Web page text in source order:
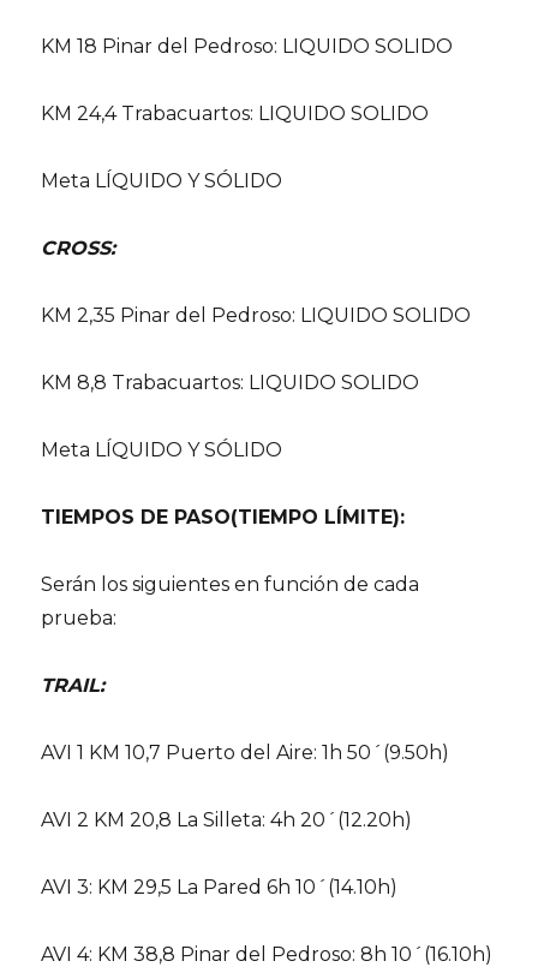
KM 18 Pinar del Pedroso: LIQUIDO SOLIDO
KM 24,4 Trabacuartos: LIQUIDO SOLIDO
Meta LÍQUIDO Y SÓLIDO
CROSS:
KM 2,35 Pinar del Pedroso: LIQUIDO SOLIDO
KM 8,8 Trabacuartos: LIQUIDO SOLIDO
Meta LÍQUIDO Y SÓLIDO
TIEMPOS DE PASO(TIEMPO LÍMITE):
Serán los siguientes en función de cada
prueba:
TRAIL:
AVI 1 KM 10,7 Puerto del Aire: 1h 50´(9.50h)
AVI 2 KM 20,8 La Silleta: 4h 20´(12.20h)
AVI 3: KM 29,5 La Pared 6h 10´(14.10h)
AVI 4: KM 38,8 Pinar del Pedroso: 8h 10´(16.10h)